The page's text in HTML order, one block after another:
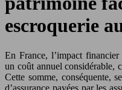
escroquerie
En France, l’impact financier
un coût annuel considérable,
Cette somme, conséquente,
d’assurance payées par les